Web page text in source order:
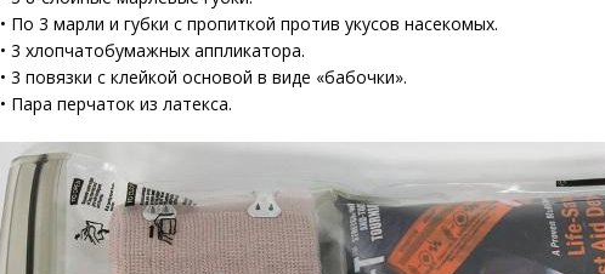
• По 3 марли и губки с пропиткой против укусов насекомых.
• 3 хлопчатобумажных аппликатора.
• 3 повязки с клейкой основой в виде «бабочки».
• Пара перчаток из латекса.